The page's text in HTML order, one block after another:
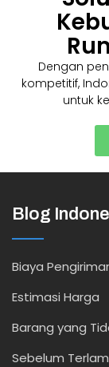
Dengan
kompetitif,
untuk
Blog
Biaya
Estimasi Harga
Barang yang
Sebelum